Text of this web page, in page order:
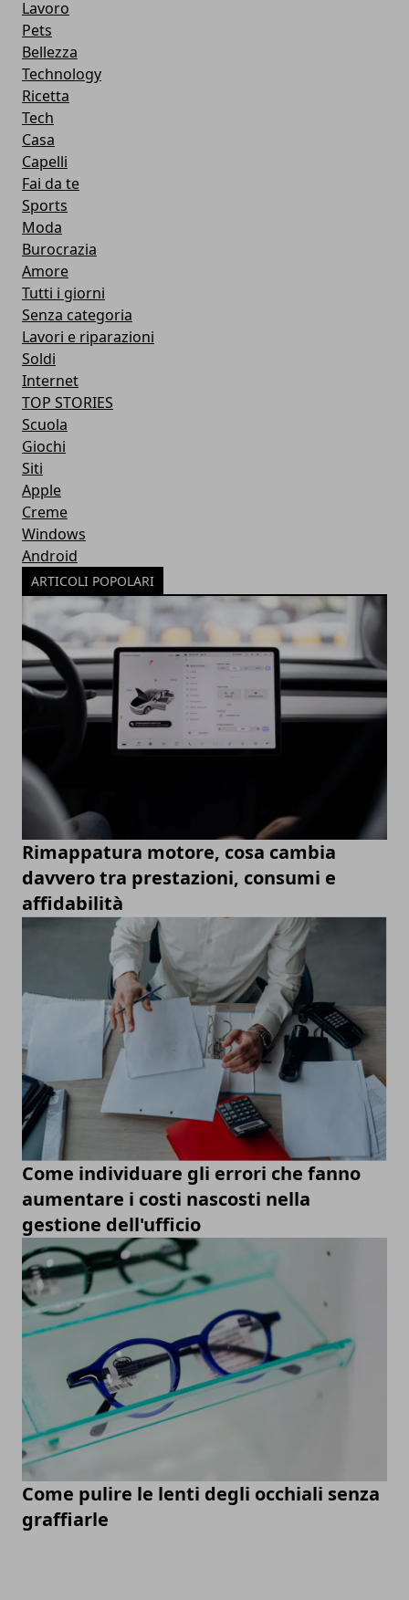
Lavoro
Pets
Bellezza
Technology
Ricetta
Tech
Casa
Capelli
Fai da te
Sports
Moda
Burocrazia
Amore
Tutti i giorni
Senza categoria
Lavori e riparazioni
Soldi
Internet
TOP STORIES
Scuola
Giochi
Siti
Apple
Creme
Windows
Android
ARTICOLI POPOLARI
Rimappatura motore, cosa cambia
davvero tra prestazioni, consumi e
affidabilità
Come individuare gli errori che fanno
aumentare i costi nascosti nella
gestione dell'ufficio
Come pulire le lenti degli occhiali senza
graffiarle